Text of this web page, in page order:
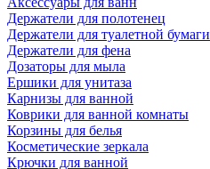
Держатели для полотенец
Держатели для туалетной бумаги
Держатели для фена
Дозаторы для мыла
Ершики для унитаза
Карнизы для ванной
Коврики для ванной комнаты
Корзины для белья
Косметические зеркала
Крючки для ванной